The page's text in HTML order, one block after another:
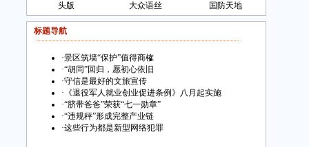
头版
大众语丝
国防天地
标题导航
·景区筑墙“保护”值得商榷
·“胡同”回归，愿初心依旧
·守信是最好的文旅宣传
· 《退役军人就业创业促进条例》八月起实施
·“脐带爸爸”荣获“七一勋章”
·“违规秤”形成完整产业链
·这些行为都是新型网络犯罪